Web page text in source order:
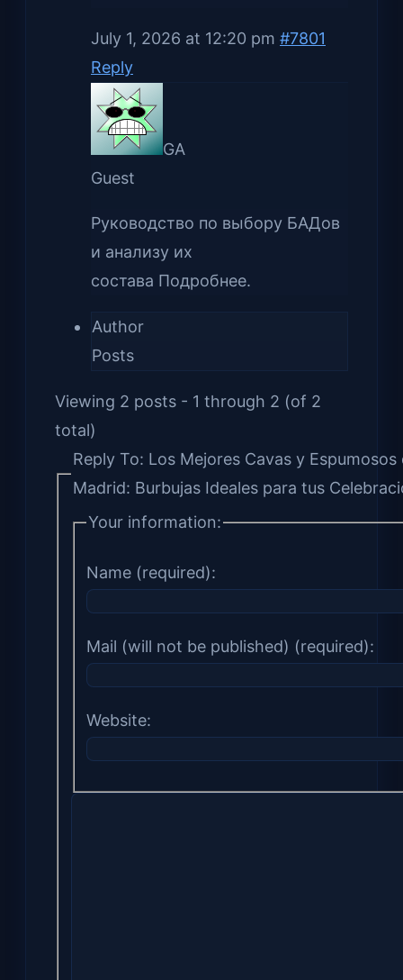
July 1, 2026 at 12:20 pm #7801
Reply
GA
Guest
Руководство по выбору БАДов
и анализу их
состава Подробнее.
Author
Posts
Viewing 2 posts - 1 through 2 (of 2
total)
Reply To: Los Mejores Cavas y Espumosos
Madrid: Burbujas Ideales para tus
Your information:
Name (required):
Mail (will not be published) (required):
Website: